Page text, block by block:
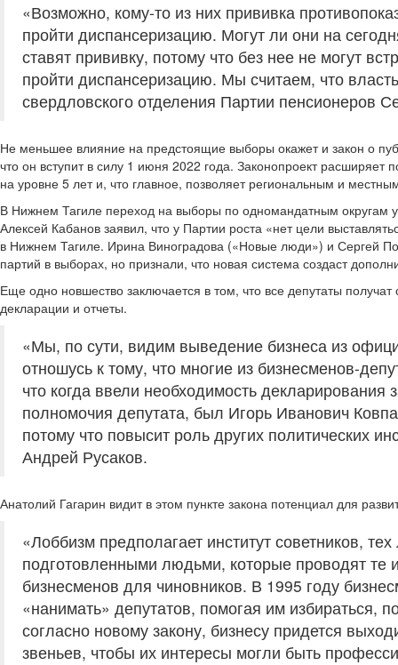
«Возможно, кому-то из них прививка
пройти диспансеризацию. Могут ли они на
ставят прививку, потому что без нее не могут
пройти диспансеризацию. Мы считаем, что
свердловского отделения Партии пенсионеров
Не меньшее влияние на предстоящие выборы окажет и закон о
что он вступит в силу 1 июня 2022 года. Законопроект
на уровне 5 лет и, что главное, позволяет региональным и
В Нижнем Тагиле переход на выборы по одномандатным округам
Алексей Кабанов заявил, что у Партии роста «нет цели
в Нижнем Тагиле. Ирина Виноградова («Новые люди») и Сергей
партий в выборах, но признали, что новая система создаст
Еще одно новшество заключается в том, что все депутаты
декларации и отчеты.
«Мы, по сути, видим выведение бизнеса из
отношусь к тому, что многие из бизнесменов-
что когда ввели необходимость
полномочия депутата, был Игорь Иванович
потому что повысит роль других политических
Андрей Русаков.
Анатолий Гагарин видит в этом пункте закона потенциал для
«Лоббизм предполагает институт советников,
подготовленными людьми, которые проводят
бизнесменов для чиновников. В 1995 году
«нанимать» депутатов, помогая им избираться,
согласно новому закону, бизнесу придется
звеньев, чтобы их интересы могли быть